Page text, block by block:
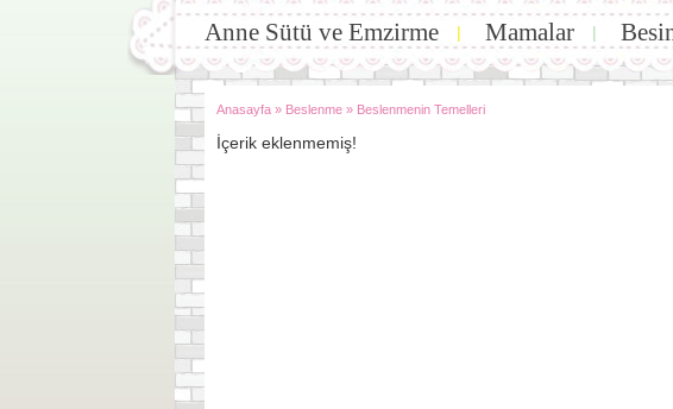
Anne Sütü ve Emzirme | Mamalar |
Anasayfa » Beslenme » Beslenmenin Temelleri
İçerik eklenmemiş!